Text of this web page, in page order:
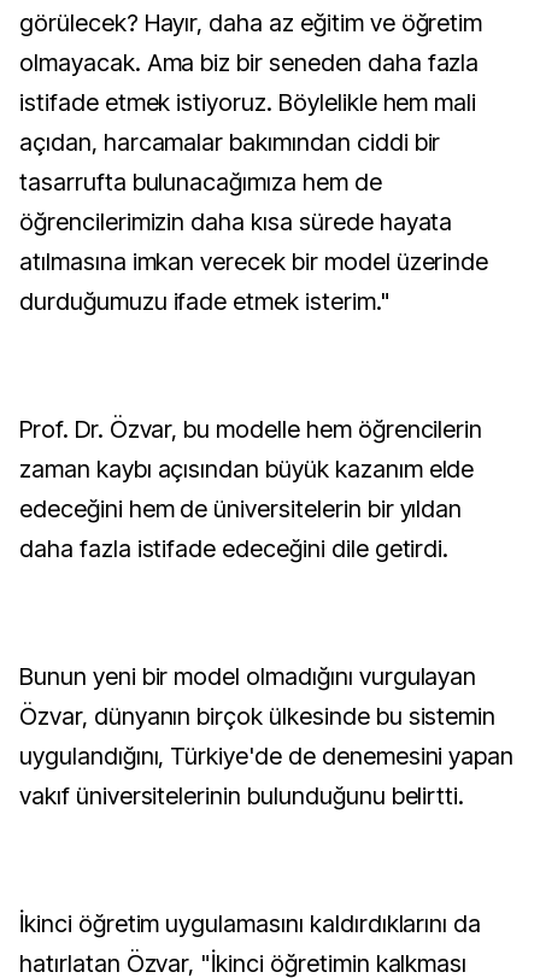
görülecek? Hayır, daha az eğitim ve öğretim
olmayacak. Ama biz bir seneden daha fazla
istifade etmek istiyoruz. Böylelikle hem mali
açıdan, harcamalar bakımından ciddi bir
tasarrufta bulunacağımıza hem de
öğrencilerimizin daha kısa sürede hayata
atılmasına imkan verecek bir model üzerinde
durduğumuzu ifade etmek isterim."
Prof. Dr. Özvar, bu modelle hem öğrencilerin
zaman kaybı açısından büyük kazanım elde
edeceğini hem de üniversitelerin bir yıldan
daha fazla istifade edeceğini dile getirdi.
Bunun yeni bir model olmadığını vurgulayan
Özvar, dünyanın birçok ülkesinde bu sistemin
uygulandığını, Türkiye'de de denemesini yapan
vakıf üniversitelerinin bulunduğunu belirtti.
İkinci öğretim uygulamasını kaldırdıklarını da
hatırlatan Özvar, "İkinci öğretimin kalkması